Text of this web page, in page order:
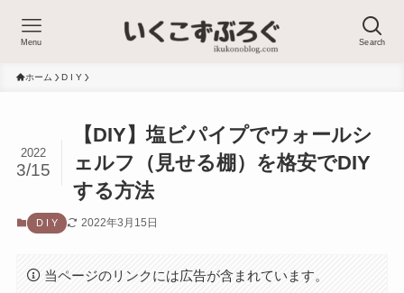
Search
Menu
ホーム D I Y
【DIY】塩ビパイプでウォールシ
ェルフ（見せる棚）を格安でDIY
する方法
2022
3/15
D I Y 2022年3月15日
当ページのリンクには広告が含まれています。